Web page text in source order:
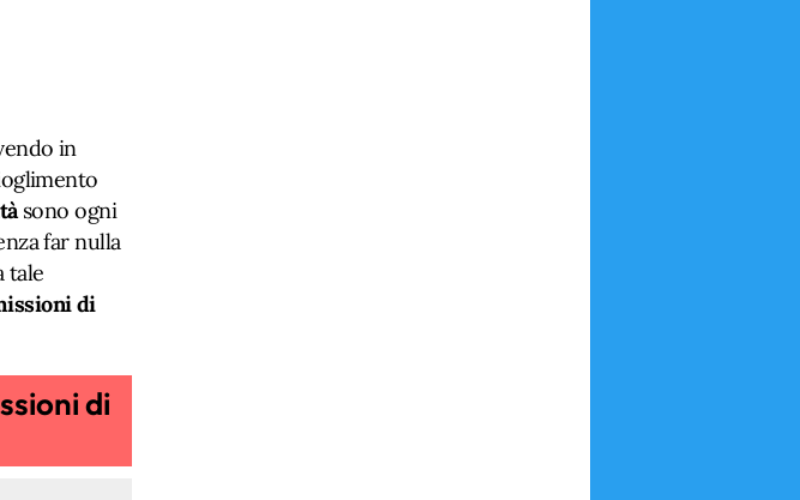
in
sono ogni
far nulla
tale
di
di